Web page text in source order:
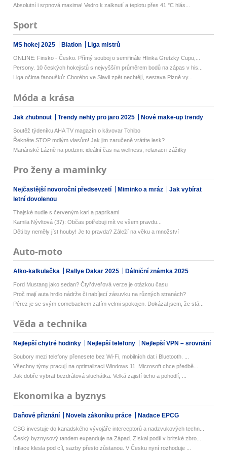
Absolutní i srpnová maxima! Vedro k zalknutí a teplotu přes 41 °C hlás...
Sport
MS hokej 2025 Biatlon Liga mistrů
ONLINE: Finsko - Česko. Přímý souboj o semifinále Hlinka Gretzky Cupu,...
Persony. 10 českých hokejistů s nejvyšším průměrem bodů na zápas v his...
Liga očima fanoušků: Chorého ve Slavii zpět nechtějí, sestava Plzně vy...
Móda a krása
Jak zhubnout Trendy nehty pro jaro 2025 Nové make-up trendy
Soutěž týdeníku AHA TV magazín o kávovar Tchibo
Řekněte STOP mdlým vlasům! Jak jim zaručeně vrátíte lesk?
Mariánské Lázně na podzim: ideální čas na wellness, relaxaci i zážitky
Pro ženy a maminky
Nejčastější novoroční předsevzetí Miminko a mráz
Jak vybírat
letní dovolenou
Thajské nudle s červeným kari a paprikami
Kamila Nývltová (37): Občas potřebuji mít ve všem pravdu...
Děti by neměly jíst houby! Je to pravda? Záleží na věku a množství
Auto-moto
Alko-kalkulačka Rallye Dakar 2025 Dálniční známka 2025
Ford Mustang jako sedan? Čtyřdveřová verze je otázkou času
Proč mají auta hrdlo nádrže či nabíjecí zásuvku na různých stranách?
Pérez je se svým comebackem zatím velmi spokojen. Dokázal jsem, že stá...
Věda a technika
Nejlepší chytré hodinky Nejlepší telefony Nejlepší VPN – srovnání
Soubory mezi telefony přenesete bez Wi-Fi, mobilních dat i Bluetooth. ...
Všechny týmy pracují na optimalizaci Windows 11. Microsoft chce předbě...
Jak dobře vybrat bezdrátová sluchátka. Velká zajistí ticho a pohodlí, ...
Ekonomika a byznys
Daňové přiznání Novela zákoníku práce Nadace EPCG
CSG investuje do kanadského vývojáře interceptorů a nadzvukových techn...
Český byznysový tandem expanduje na Západ. Získal podíl v britské zbro...
Inflace klesla pod cíl, sazby přesto zůstanou. V Česku nyní rozhoduje ...